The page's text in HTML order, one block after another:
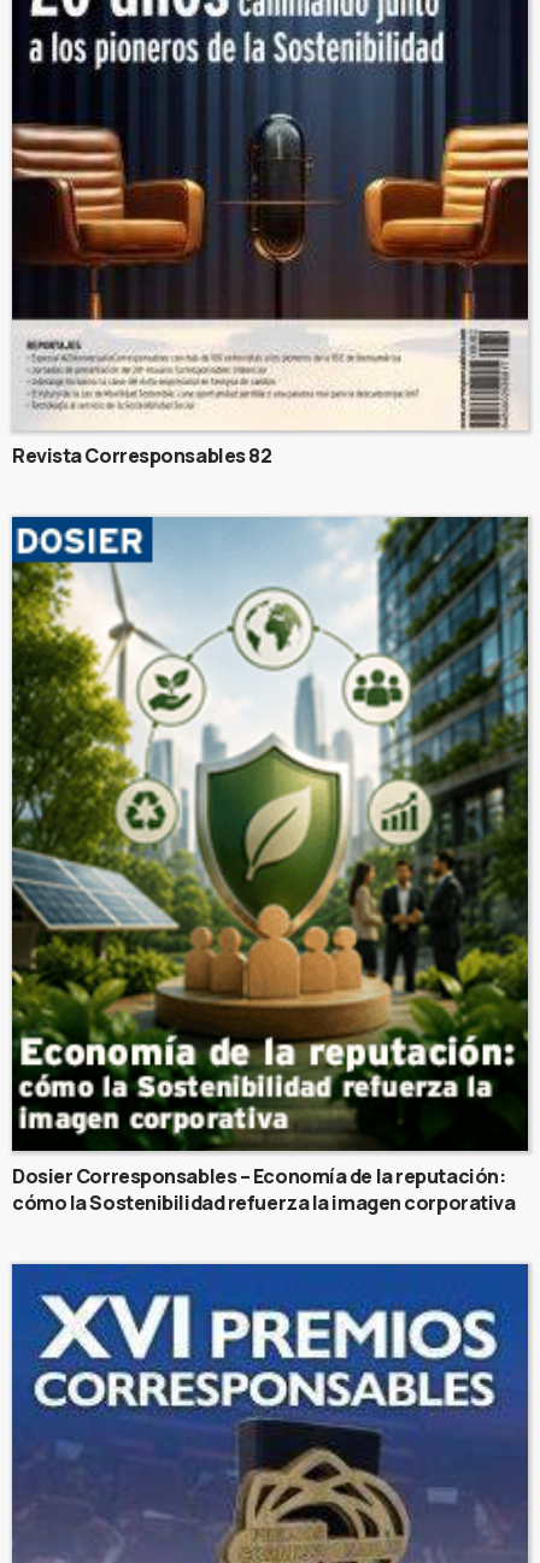
Revista Corresponsables 82
Dosier Corresponsables – Economía de la reputación:
cómo la Sostenibilidad refuerza la imagen corporativa